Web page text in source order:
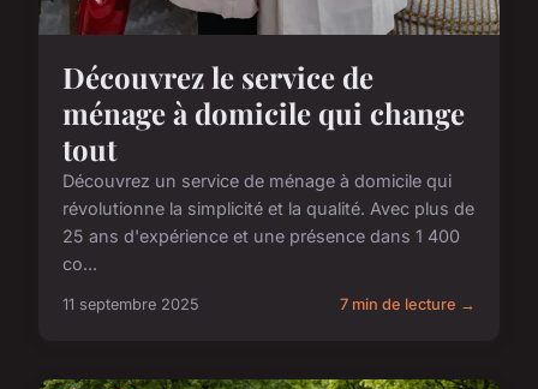
Découvrez le service de
ménage à domicile qui change
tout
Découvrez un service de ménage à domicile qui
révolutionne la simplicité et la qualité. Avec plus de
25 ans d'expérience et une présence dans 1 400
co...
11 septembre 2025 7 min de lecture →